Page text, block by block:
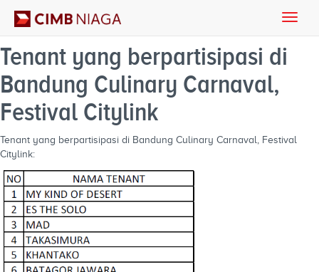
Toggle
Tenant yang berpartisipasi di
Bandung Culinary Carnaval,
Festival Citylink
Tenant yang berpartisipasi di Bandung Culinary Carnaval, Festival
Citylink: